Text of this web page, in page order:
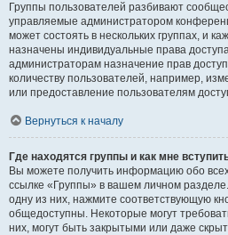
Группы пользователей разбивают
управляемые администратором
может состоять в нескольких группах, и
назначены индивидуальные права
администраторам назначение прав
количеству пользователей, например,
или предоставление пользователям
Вернуться к началу
Где находятся группы и как мне
Вы можете получить информацию обо
ссылке «Группы» в вашем личном
одну из них, нажмите соответствующую
общедоступны. Некоторые могут
них, могут быть закрытыми или даже